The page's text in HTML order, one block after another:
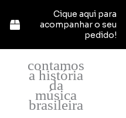
para
Cique aqui para
acompanhar o seu
pedido!
contamos
a história
da
música
brasileira